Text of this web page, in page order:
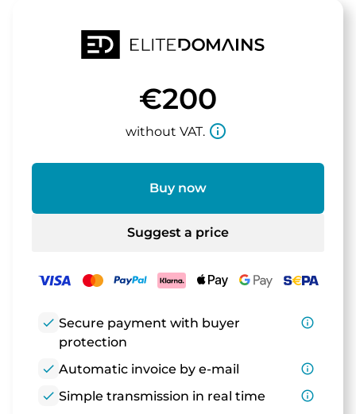
€200
without VAT. info_outline
Buy now
Suggest a price
check Secure payment with buyer
protection
info_outline
check Automatic invoice by e-mail
info_outline
check Simple transmission in real time info_outline